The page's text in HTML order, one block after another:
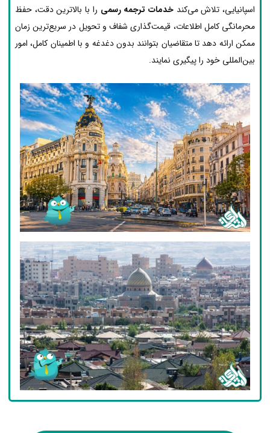
اسپانیایی، تلاش می‌کندخدمات ترجمه رسمی را با بالاترین دقت، حفظ
محرمانگی کامل اطلاعات، قیمت‌گذاری شفاف و تحویل در سریع‌ترین زمان
ممکن ارائه دهد تا متقاضیان بتوانند بدون دغدغه و با اطمینان کامل، امور
بین‌المللی خود را پیگیری نمایند.